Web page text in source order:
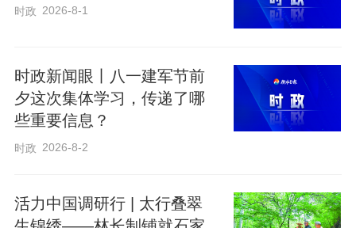
勇毅跨越 载人航天行稳致远
浩瀚太空，中国空间站从容遨游。4月1
日，在这个距离地球约400公里的“太空家
时政 2026-8-1
时政新闻眼丨八一建军节前
夕这次集体学习，传递了哪
些重要信息？
时政 2026-8-2
活力中国调研行 | 太行叠翠